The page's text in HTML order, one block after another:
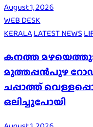
August 1, 2026
WEB DESK
KERALALATEST NEWS
കനത്ത
മുത്തപ്പൻപുഴ
ചപ്പാത്ത്
ഒലിച്ചുപോയി